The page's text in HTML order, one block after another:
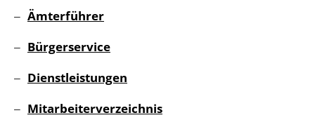
Ämterführer
Bürgerservice
Dienstleistungen
Mitarbeiterverzeichnis